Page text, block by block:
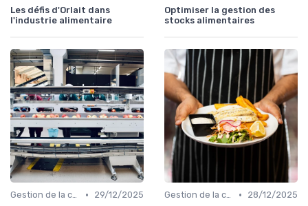
Les défis d'Orlait dans
l'industrie alimentaire
Optimiser la gestion des
stocks alimentaires
Gestion de la chaîne •
29/12/2025
Gestion de la chaîne •
28/12/2025